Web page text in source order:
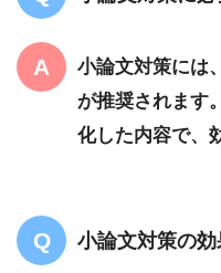
小論文対策には
が推奨されます
化した内容で、
小論文対策の